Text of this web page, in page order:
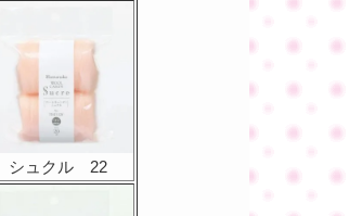
シュクル 22